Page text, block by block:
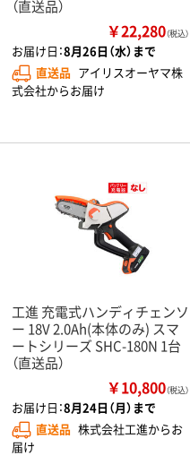
（直送品）
￥22,280（税込）
お届け日：8月26日（水）まで
直送品 アイリスオーヤマ株
式会社からお届け
工進 充電式ハンディチェンソ
ー 18V 2.0Ah(本体のみ) スマ
ートシリーズ SHC-180N 1台
（直送品）
￥10,800（税込）
お届け日：8月24日（月）まで
直送品 株式会社工進からお
届け